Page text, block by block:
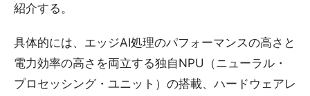
紹介する。
具体的には、エッジAI処理のパフォーマンスの高さと
電力効率の高さを両立する独自NPU（ニューラル・
プロセッシング・ユニット）の搭載、ハードウェアレ